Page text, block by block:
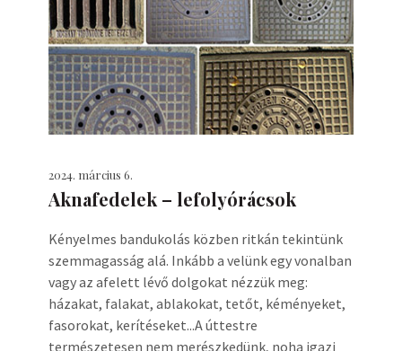
2024. március 6.
Aknafedelek – lefolyórácsok
Kényelmes bandukolás közben ritkán tekintünk
szemmagasság alá. Inkább a velünk egy vonalban
vagy az afelett lévő dolgokat nézzük meg:
házakat, falakat, ablakokat, tetőt, kéményeket,
fasorokat, kerítéseket...A úttestre
természetesen nem merészkedünk, noha igazi